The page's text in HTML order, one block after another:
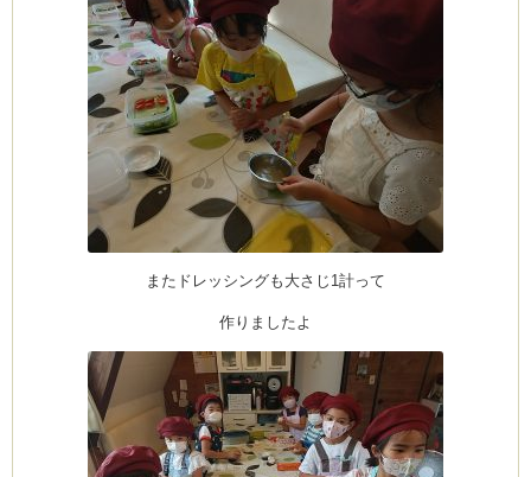
by CEDO)
またドレッシングも大さじ1計って
作りましたよ